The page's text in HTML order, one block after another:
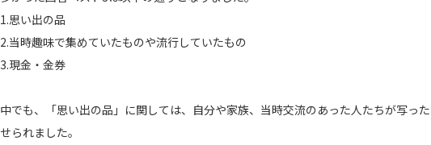
1.思い出の品
2.当時趣味で集めていたものや流行していたもの
3.現金・金券
中でも、「思い出の品」に関しては、自分や家族、当時交流のあった人たちが写っ
せられました。